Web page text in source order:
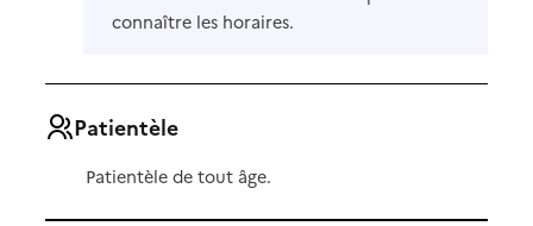
connaître les horaires.
Patientèle
Patientèle de tout âge.